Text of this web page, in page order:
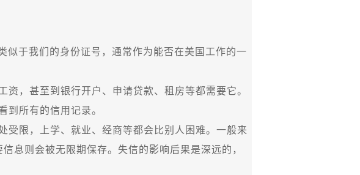
似于我们的身份证号，通常作为能否在美国工作的一
，甚至到银行开户、申请贷款、租房等都需要它。
到所有的信用记录。
限，上学、就业、经商等都会比别人困难。一般来
息则会被无限期保存。失信的影响后果是深远的，